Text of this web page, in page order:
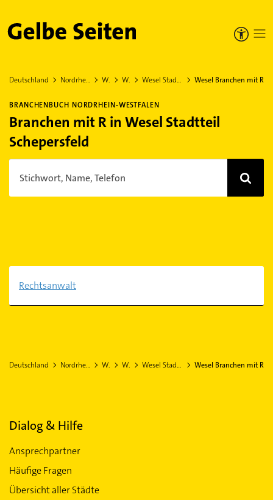
Gelbe Seiten
Deutschland Nordrhein-Westfalen Wesel Wesel Wesel Stadtteil Schepersfeld Wesel Branchen mit R
BRANCHENBUCH NORDRHEIN-WESTFALEN
Branchen mit R in Wesel Stadtteil
Schepersfeld
Stichwort, Name, Telefon
Rechtsanwalt
Deutschland Nordrhein-Westfalen Wesel Wesel Wesel Stadtteil Schepersfeld Wesel Branchen mit R
Dialog & Hilfe
Ansprechpartner
Häufige Fragen
Übersicht aller Städte